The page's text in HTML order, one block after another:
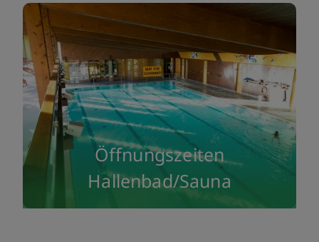
Öffnungszeiten
Hallenbad/Sauna